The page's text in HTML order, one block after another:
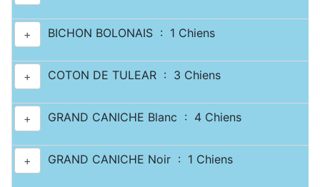
+ BICHON BOLONAIS : 1 Chiens
+ COTON DE TULEAR : 3 Chiens
+ GRAND CANICHE Blanc : 4 Chiens
+ GRAND CANICHE Noir : 1 Chiens